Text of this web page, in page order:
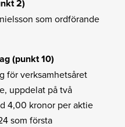
2)
som ordförande
(punkt 10)
för verksamhetsåret
uppdelat på två
4,00 kronor per aktie
som första